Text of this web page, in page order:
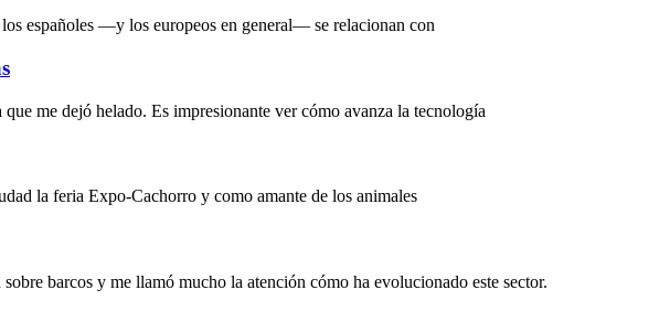
españoles —y los europeos en general— se relacionan con
me dejó helado. Es impresionante ver cómo avanza la tecnología
la feria Expo-Cachorro y como amante de los animales
barcos y me llamó mucho la atención cómo ha evolucionado este sector.